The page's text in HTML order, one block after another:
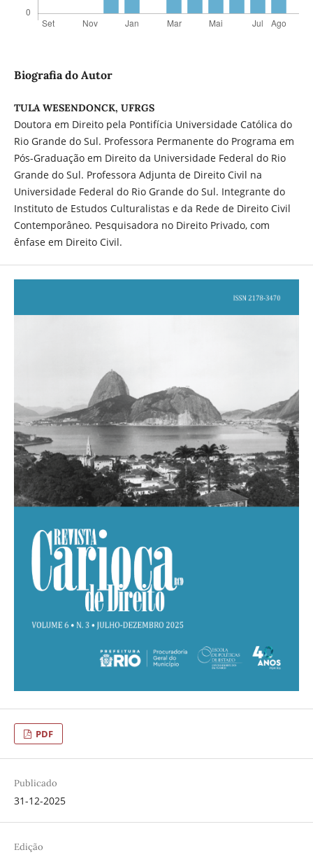
Biografia do Autor
TULA WESENDONCK, UFRGS
Doutora em Direito pela Pontifícia Universidade Católica do
Rio Grande do Sul. Professora Permanente do Programa em
Pós-Graduação em Direito da Universidade Federal do Rio
Grande do Sul. Professora Adjunta de Direito Civil na
Universidade Federal do Rio Grande do Sul. Integrante do
Instituto de Estudos Culturalistas e da Rede de Direito Civil
Contemporâneo. Pesquisadora no Direito Privado, com
ênfase em Direito Civil.
PDF
Publicado
31-12-2025
Edição